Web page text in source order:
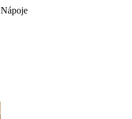
Nápoje